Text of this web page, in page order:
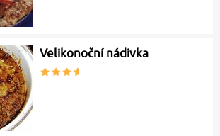
Velikonoční nádivka